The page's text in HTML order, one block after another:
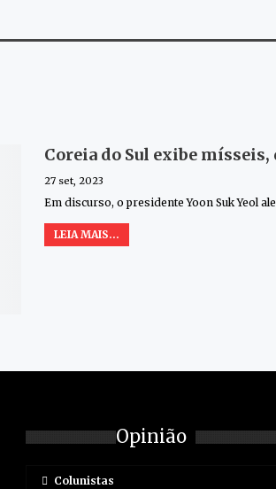
Coreia do Sul exibe
27 set, 2023
Em discurso, o presidente Yoon Suk Yeol
LEIA MAIS...
Opinião
Colunistas